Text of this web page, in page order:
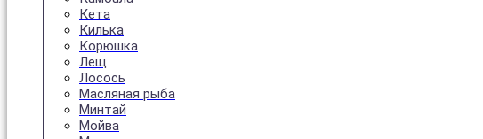
Кета
Килька
Корюшка
Лещ
Лосось
Масляная рыба
Минтай
Мойва